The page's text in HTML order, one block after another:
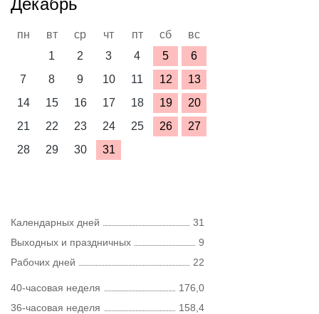
Декабрь
пн вт ср чт пт сб
вс
1
2 3 4 5
6
7
8 9 10 11 12
13
14
15 16 17 18 19
20
21
22 23 24 25 26
27
28
29 30 31
Календарных дней
31
Выходных и праздничных
9
Рабочих дней
22
40-часовая неделя
176,0
36-часовая неделя
158,4